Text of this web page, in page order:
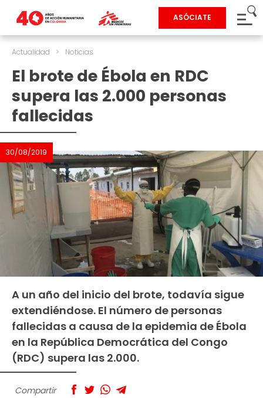
ASÓCIATE
Actualidad > Noticias
El brote de Ébola en RDC
supera las 2.000 personas
fallecidas
30/08/2019
A un año del inicio del brote, todavía sigue
extendiéndose. El número de personas
fallecidas a causa de la epidemia de Ébola
en la República Democrática del Congo
(RDC) supera las 2.000.
Compartir